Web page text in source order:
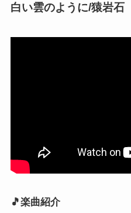
白い雲のように/猿岩石
🎵楽曲紹介